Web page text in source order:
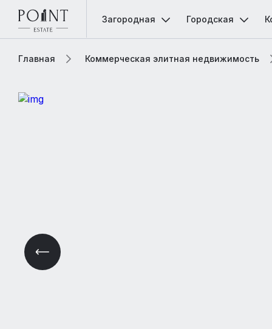
Загородная Городская
Главная Коммерческая элитная недвижимость